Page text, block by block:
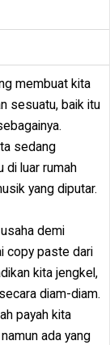
membuat kita
sesuatu, baik itu
sedang
di luar rumah
yang diputar.
demi
copy paste dari
kita jengkel,
diam-diam.
payah kita
ada yang